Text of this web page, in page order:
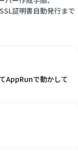
証明書自動発行まで
AppRunで動かして